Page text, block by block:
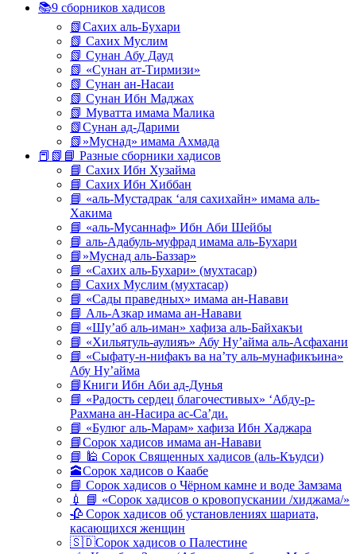
📚9 сборников хадисов
📗Сахих аль-Бухари
📗 Сахих Муслим
📗 Сунан Абу Дауд
📗 «Сунан ат-Тирмизи»
📗 Сунан ан-Насаи
📗 Сунан Ибн Маджах
📗 Муватта имама Малика
📗Сунан ад-Дарими
📗»Муснад» имама Ахмада
📕📗📘 Разные сборники хадисов
📘 Сахих Ибн Хузайма
📘 Сахих Ибн Хиббан
📘 «аль-Мустадрак ‘аля сахихайн» имама аль-
Хакима
📘 «аль-Мусаннаф» Ибн Аби Шейбы
📘 аль-Адабуль-муфрад имама аль-Бухари
📘»Муснад аль-Баззар»
📘 «Сахих аль-Бухари» (мухтасар)
📘 Сахих Муслим (мухтасар)
📘 «Сады праведных» имама ан-Навави
📘 Аль-Азкар имама ан-Навави
📘 «Шу’аб аль-иман» хафиза аль-Байхакъи
📘 «Хильятуль-аулияъ» Абу Ну’айма аль-Асфахани
📘 «Сыфату-н-нифакъ ва на’ту аль-мунафикъина»
Абу Ну’айма
📘Книги Ибн Аби ад-Дунья
📘 «Радость сердец благочестивых» ‘Абду-р-
Рахмана ан-Насира ас-Са’ди.
📘 «Булюг аль-Марам» хафиза Ибн Хаджара
📘Сорок хадисов имама ан-Навави
📘 🕌 Сорок Священных хадисов (аль-Къудси)
🕋Сорок хадисов о Каабе
📘 Сорок хадисов о Чёрном камне и воде Замзама
💉 📘 «Сорок хадисов о кровопускании /хиджама/»
🥀 Сорок хадисов об установлениях шариата,
касающихся женщин
🇸🇩Сорок хадисов о Палестине